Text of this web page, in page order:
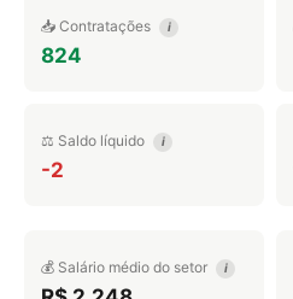
📥 Contratações i
824
⚖️ Saldo líquido i
-2
💰 Salário médio do setor i